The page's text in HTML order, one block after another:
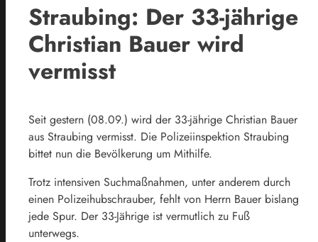
Straubing: Der 33-jährige
Christian Bauer wird
vermisst
Seit gestern (08.09.) wird der 33-jährige Christian Bauer
aus Straubing vermisst. Die Polizeiinspektion Straubing
bittet nun die Bevölkerung um Mithilfe.
Trotz intensiven Suchmaßnahmen, unter anderem durch
einen Polizeihubschrauber, fehlt von Herrn Bauer bislang
jede Spur. Der 33-Jährige ist vermutlich zu Fuß
unterwegs.